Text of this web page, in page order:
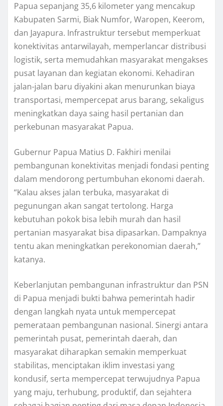
Papua sepanjang 35,6 kilometer yang mencakup
Kabupaten Sarmi, Biak Numfor, Waropen, Keerom,
dan Jayapura. Infrastruktur tersebut memperkuat
konektivitas antarwilayah, memperlancar distribusi
logistik, serta memudahkan masyarakat mengakses
pusat layanan dan kegiatan ekonomi. Kehadiran
jalan-jalan baru diyakini akan menurunkan biaya
transportasi, mempercepat arus barang, sekaligus
meningkatkan daya saing hasil pertanian dan
perkebunan masyarakat Papua.
Gubernur Papua Matius D. Fakhiri menilai
pembangunan konektivitas menjadi fondasi penting
dalam mendorong pertumbuhan ekonomi daerah.
“Kalau akses jalan terbuka, masyarakat di
pegunungan akan sangat tertolong. Harga
kebutuhan pokok bisa lebih murah dan hasil
pertanian masyarakat bisa dipasarkan. Dampaknya
tentu akan meningkatkan perekonomian daerah,”
katanya.
Keberlanjutan pembangunan infrastruktur dan PSN
di Papua menjadi bukti bahwa pemerintah hadir
dengan langkah nyata untuk mempercepat
pemerataan pembangunan nasional. Sinergi antara
pemerintah pusat, pemerintah daerah, dan
masyarakat diharapkan semakin memperkuat
stabilitas, menciptakan iklim investasi yang
kondusif, serta mempercepat terwujudnya Papua
yang maju, terhubung, produktif, dan sejahtera